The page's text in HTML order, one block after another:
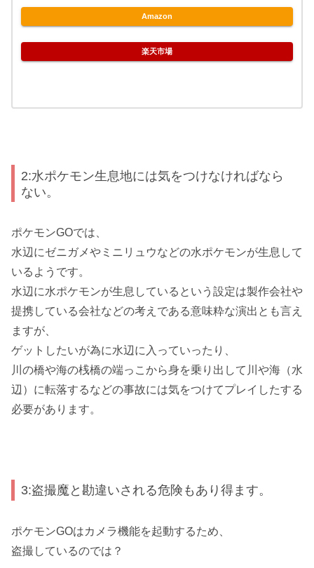
Amazon
楽天市場
2:水ポケモン生息地には気をつけなければなら
ない。
ポケモンGOでは、
水辺にゼニガメやミニリュウなどの水ポケモンが生息して
いるようです。
水辺に水ポケモンが生息しているという設定は製作会社や
提携している会社などの考えである意味粋な演出とも言え
ますが、
ゲットしたいが為に水辺に入っていったり、
川の橋や海の桟橋の端っこから身を乗り出して川や海（水
辺）に転落するなどの事故には気をつけてプレイしたする
必要があります。
3:盗撮魔と勘違いされる危険もあり得ます。
ポケモンGOはカメラ機能を起動するため、
盗撮しているのでは？